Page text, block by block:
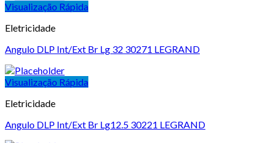
Visualização Rápida
Eletricidade
Angulo DLP Int/Ext Br Lg 32 30271 LEGRAND
Visualização Rápida
Eletricidade
Angulo DLP Int/Ext Br Lg12.5 30221 LEGRAND